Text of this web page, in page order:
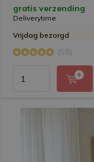
gratis verzending
Deliverytime
Vrijdag bezorgd
(59)